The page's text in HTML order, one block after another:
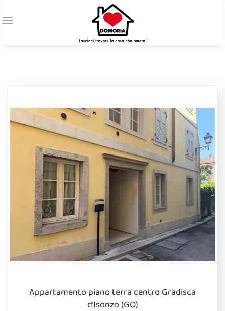
Appartamento piano terra centro Gradisca
d’Isonzo (GO)